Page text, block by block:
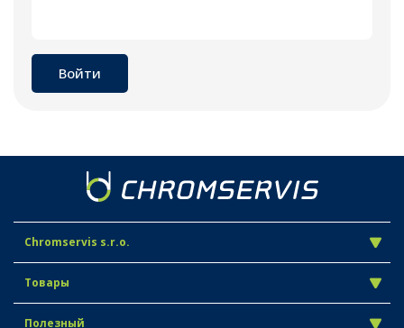
Chromservis s.r.o.
Товары
Полезный